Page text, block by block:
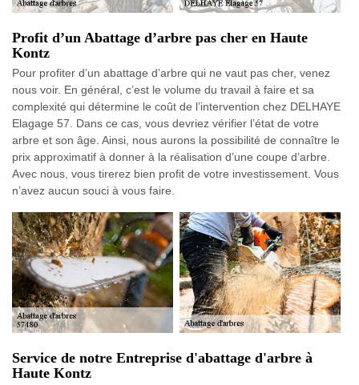
Profit d’un Abattage d’arbre pas cher en Haute
Kontz
Pour profiter d’un abattage d’arbre qui ne vaut pas cher, venez
nous voir. En général, c’est le volume du travail à faire et sa
complexité qui détermine le coût de l’intervention chez DELHAYE
Elagage 57. Dans ce cas, vous devriez vérifier l’état de votre
arbre et son âge. Ainsi, nous aurons la possibilité de connaître le
prix approximatif à donner à la réalisation d’une coupe d’arbre.
Avec nous, vous tirerez bien profit de votre investissement. Vous
n’avez aucun souci à vous faire.
Service de notre Entreprise d'abattage d'arbre à
Haute Kontz